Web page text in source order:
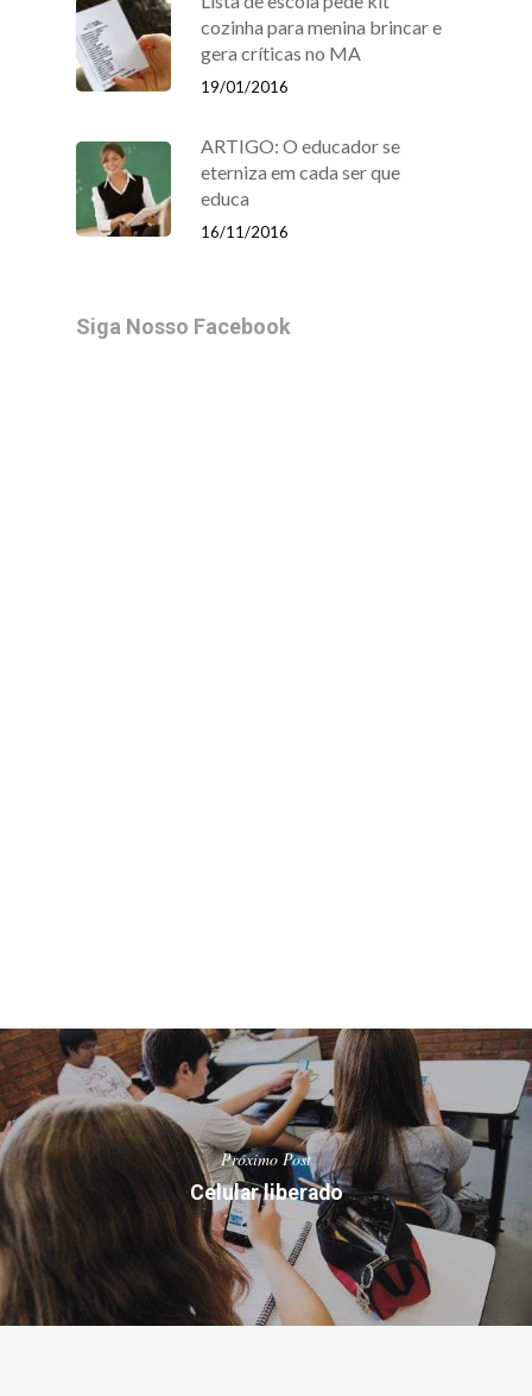
cozinha para menina brincar e
gera críticas no MA
19/01/2016
ARTIGO: O educador se
eterniza em cada ser que
educa
16/11/2016
Siga Nosso Facebook
Próximo Post
Celular liberado